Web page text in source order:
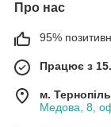
Про нас
95%
Працює з
м. Тернопіль
Медова, 8,